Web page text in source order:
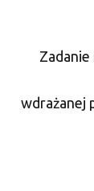
wdrażanej